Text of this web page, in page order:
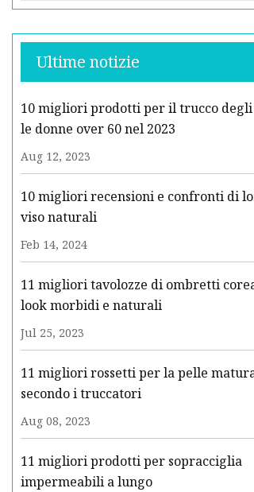
Ultime notizie
10 migliori prodotti per il trucco
le donne over 60 nel 2023
Aug 12, 2023
10 migliori recensioni e confronti di
viso naturali
Feb 14, 2024
11 migliori tavolozze di ombretti
look morbidi e naturali
Jul 25, 2023
11 migliori rossetti per la pelle
secondo i truccatori
Aug 08, 2023
11 migliori prodotti per sopracciglia
impermeabili a lungo